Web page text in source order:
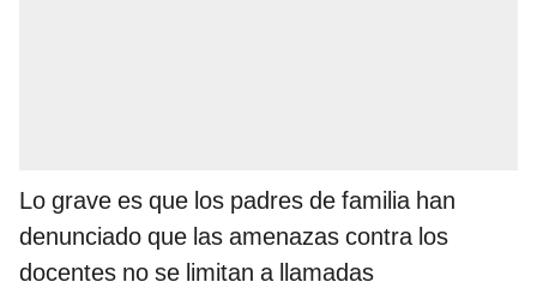
Lo grave es que los padres de familia han
denunciado que las amenazas contra los
docentes no se limitan a llamadas